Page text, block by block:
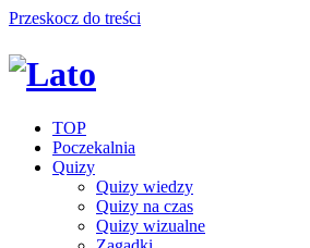
Przeskocz do treści
TOP
Poczekalnia
Quizy
Quizy wiedzy
Quizy na czas
Quizy wizualne